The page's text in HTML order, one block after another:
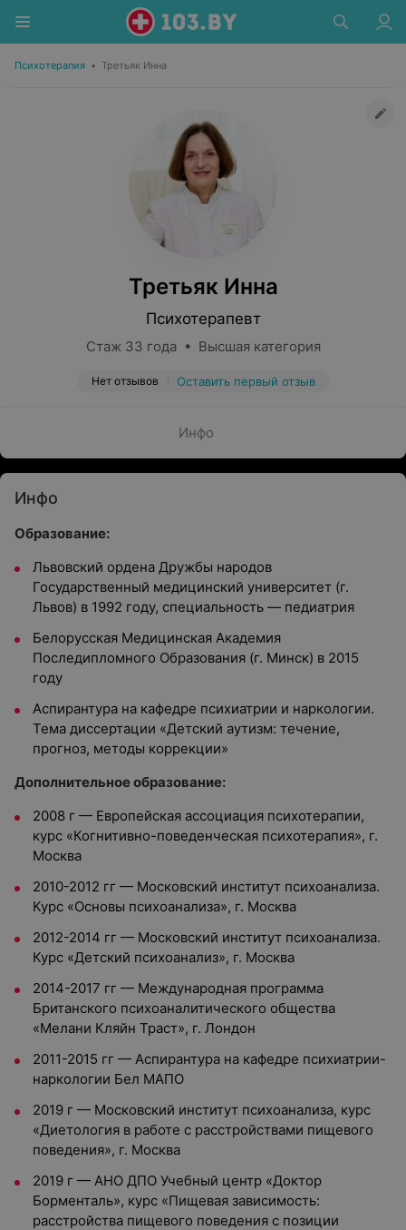
Психотерапия • Третьяк Инна
Третьяк Инна
Психотерапевт
Стаж 33 года • Высшая категория
Нет отзывов Оставить первый отзыв
Инфо
Инфо
Образование:
Львовский ордена Дружбы народов
Государственный медицинский университет (г.
Львов) в 1992 году, специальность — педиатрия
Белорусская Медицинская Академия
Последипломного Образования (г. Минск) в 2015
году
Аспирантура на кафедре психиатрии и наркологии.
Тема диссертации «Детский аутизм: течение,
прогноз, методы коррекции»
Дополнительное образование:
2008 г — Европейская ассоциация психотерапии,
курс «Когнитивно-поведенческая психотерапия», г.
Москва
2010-2012 гг — Московский институт психоанализа.
Курс «Основы психоанализа», г. Москва
2012-2014 гг — Московский институт психоанализа.
Курс «Детский психоанализ», г. Москва
2014-2017 гг — Международная программа
Британского психоаналитического общества
«Мелани Кляйн Траст», г. Лондон
2011-2015 гг — Аспирантура на кафедре психиатрии-
наркологии Бел МАПО
2019 г — Московский институт психоанализа, курс
«Диетология в работе с расстройствами пищевого
поведения», г. Москва
2019 г — АНО ДПО Учебный центр «Доктор
Борменталь», курс «Пищевая зависимость:
расстройства пищевого поведения с позиции